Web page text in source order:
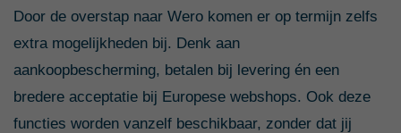
Door de overstap naar Wero komen er op termijn zelfs
extra mogelijkheden bij. Denk aan
aankoopbescherming, betalen bij levering én een
bredere acceptatie bij Europese webshops. Ook deze
functies worden vanzelf beschikbaar, zonder dat jij